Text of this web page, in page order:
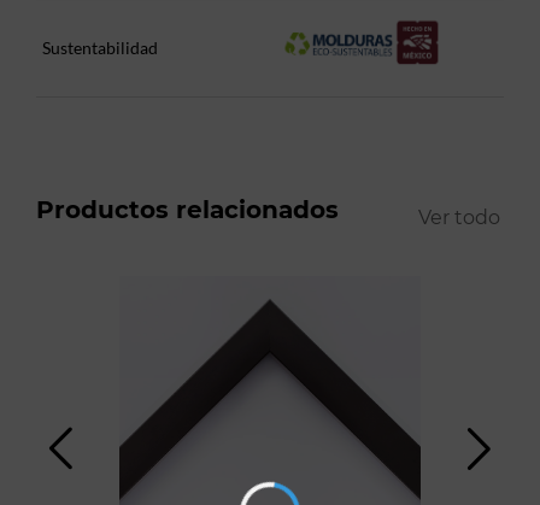
Sustentabilidad
Productos relacionados Ver todo